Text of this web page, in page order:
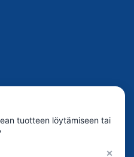
tuotteen löytämiseen tai
×